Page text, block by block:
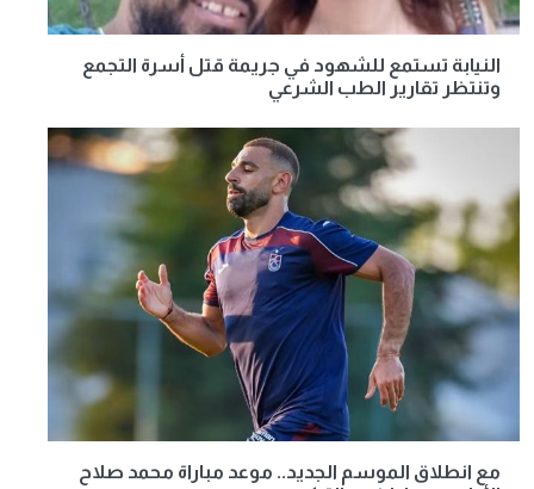
النيابة تستمع للشهود في جريمة قتل أسرة التجمع
وتنتظر تقارير الطب الشرعي
مع انطلاق الموسم الجديد.. موعد مباراة محمد صلاح